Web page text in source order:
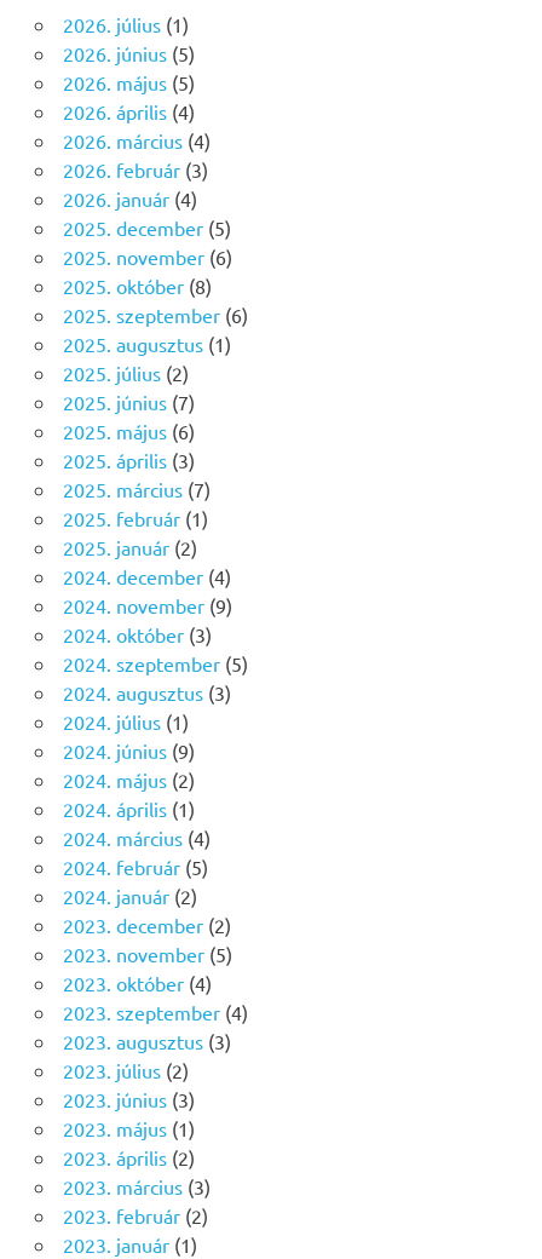
2026. július(1)
2026. június(5)
2026. május(5)
2026. április(4)
2026. március(4)
2026. február(3)
2026. január(4)
2025. december(5)
2025. november(6)
2025. október(8)
2025. szeptember(6)
2025. augusztus(1)
2025. július(2)
2025. június(7)
2025. május(6)
2025. április(3)
2025. március(7)
2025. február(1)
2025. január(2)
2024. december(4)
2024. november(9)
2024. október(3)
2024. szeptember(5)
2024. augusztus(3)
2024. július(1)
2024. június(9)
2024. május(2)
2024. április(1)
2024. március(4)
2024. február(5)
2024. január(2)
2023. december(2)
2023. november(5)
2023. október(4)
2023. szeptember(4)
2023. augusztus(3)
2023. július(2)
2023. június(3)
2023. május(1)
2023. április(2)
2023. március(3)
2023. február(2)
2023. január(1)